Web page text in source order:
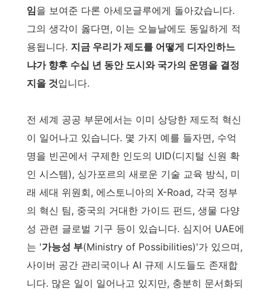
임을 보여준 다론 아세모글루에게 돌아갔습니다.
그의 생각이 옳다면, 이는 오늘날에도 동일하게 적
용됩니다. 지금 우리가 제도를 어떻게 디자인하느
냐가 향후 수십 년 동안 도시와 국가의 운명을 결정
지을 것입니다.
전 세계 공공 부문에서는 이미 상당한 제도적 혁신
이 일어나고 있습니다. 몇 가지 예를 들자면, 수억
명을 빈곤에서 구제한 인도의 UID(디지털 신원 확
인 시스템), 싱가포르의 새로운 기술 교육 방식, 미
래 세대 위원회, 에스토니아의 X-Road, 각국 정부
의 혁신 팀, 중국의 거대한 가이드 펀드, 생물 다양
성 관련 글로벌 기구 등이 있습니다. 심지어 UAE에
는 '가능성 부(Ministry of Possibilities)'가 있으며,
사이버 공간 관리국이나 AI 규제 시도들도 존재합
니다. 많은 일이 일어나고 있지만, 충분히 문서화되